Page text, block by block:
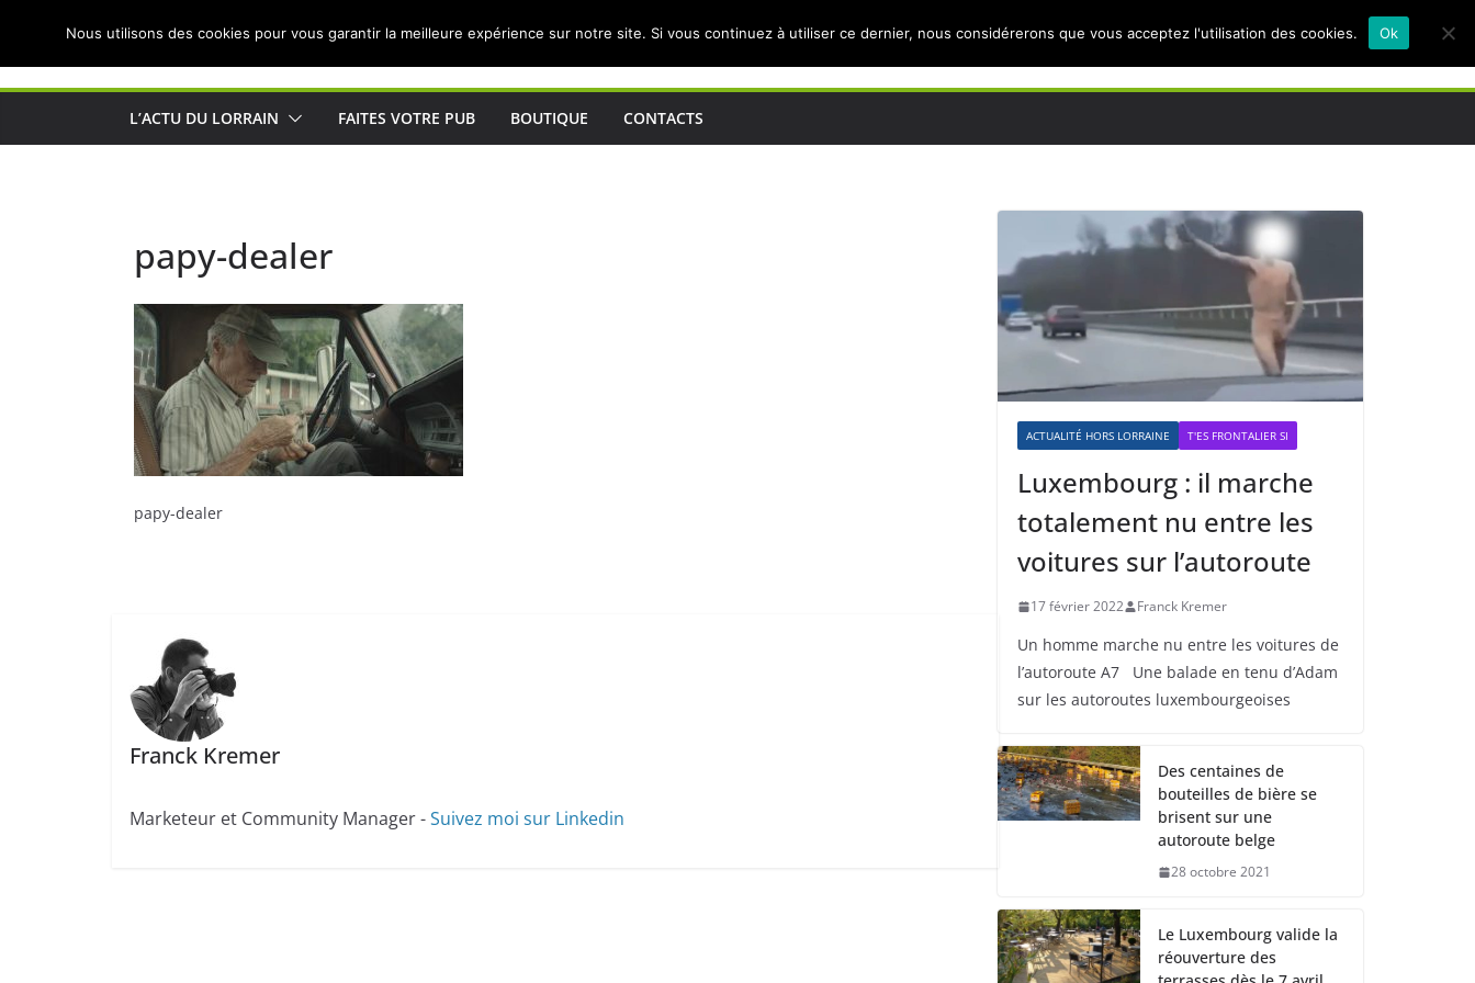
Actualités de Lorraine pour les Lorrains
L’ACTU DU LORRAIN FAITES VOTRE PUB BOUTIQUE CONTACTS
papy-dealer
papy-dealer
Franck Kremer
Marketeur et Community Manager -Suivez moi sur Linkedin
ACTUALITÉ HORS LORRAINE T'ES FRONTALIER SI
Luxembourg : il marche
totalement nu entre les
voitures sur l’autoroute
17 février 2022 Franck Kremer
Un homme marche nu entre les voitures de
l’autoroute A7 Une balade en tenu d’Adam
sur les autoroutes luxembourgeoises
Des centaines de
bouteilles de bière se
brisent sur une
autoroute belge
28 octobre 2021
Le Luxembourg valide la
réouverture des
Nous utilisons des cookies pour vous garantir la meilleure expérience sur notre site. Si vous continuez à utiliser ce dernier, nous considérerons que vous acceptez l'utilisation des cookies. Ok